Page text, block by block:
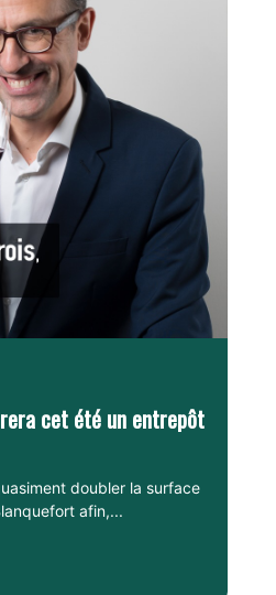
cet été un entrepôt
doubler la surface
afin,...